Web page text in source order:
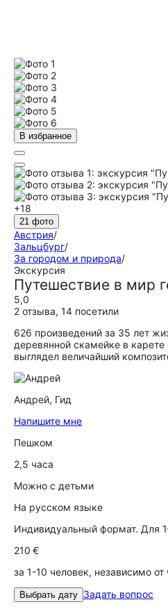
В избранное
+18
21 фото
Австрия/
Зальцбург/
За городом и природа/
Экскурсия
Путешествие в мир
5,0
2 отзыва, 14 посетили
626 произведений за 35 лет
деревянной скамейке в
выглядел величайший
Андрей, Гид
Напишите мне
Пешком
2,5 часа
Можно с детьми
На русском языке
Индивидуальный формат. Для
210 €
за 1-10 человек, независимо от
Выбрать дату Задать вопрос